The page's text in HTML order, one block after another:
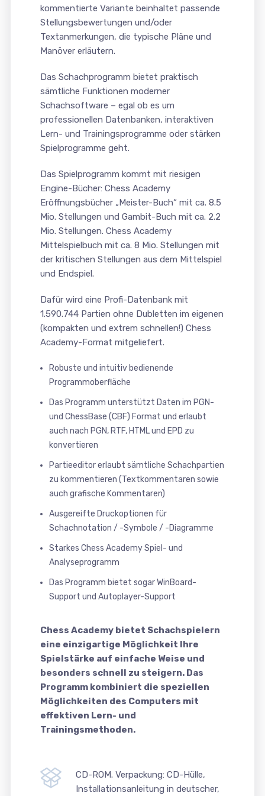
kommentierte Variante beinhaltet passende
Stellungsbewertungen und/oder
Textanmerkungen, die typische Pläne und
Manöver erläutern.
Das Schachprogramm bietet praktisch
sämtliche Funktionen moderner
Schachsoftware – egal ob es um
professionellen Datenbanken, interaktiven
Lern- und Trainingsprogramme oder stärken
Spielprogramme geht.
Das Spielprogramm kommt mit riesigen
Engine-Bücher: Chess Academy
Eröffnungsbücher „Meister-Buch“ mit ca. 8.5
Mio. Stellungen und Gambit-Buch mit ca. 2.2
Mio. Stellungen. Chess Academy
Mittelspielbuch mit ca. 8 Mio. Stellungen mit
der kritischen Stellungen aus dem Mittelspiel
und Endspiel.
Dafür wird eine Profi-Datenbank mit
1.590.744 Partien ohne Dubletten im eigenen
(kompakten und extrem schnellen!) Chess
Academy-Format mitgeliefert.
Robuste und intuitiv bedienende
Programmoberfläche
Das Programm unterstützt Daten im PGN-
und ChessBase (CBF) Format und erlaubt
auch nach PGN, RTF, HTML und EPD zu
konvertieren
Partieeditor erlaubt sämtliche Schachpartien
zu kommentieren (Textkommentaren sowie
auch grafische Kommentaren)
Ausgereifte Druckoptionen für
Schachnotation / -Symbole / -Diagramme
Starkes Chess Academy Spiel- und
Analyseprogramm
Das Programm bietet sogar WinBoard-
Support und Autoplayer-Support
Chess Academy bietet Schachspielern
eine einzigartige Möglichkeit Ihre
Spielstärke auf einfache Weise und
besonders schnell zu steigern. Das
Programm kombiniert die speziellen
Möglichkeiten des Computers mit
effektiven Lern- und
Trainingsmethoden.
CD-ROM. Verpackung: CD-Hülle,
Installationsanleitung in deutscher,